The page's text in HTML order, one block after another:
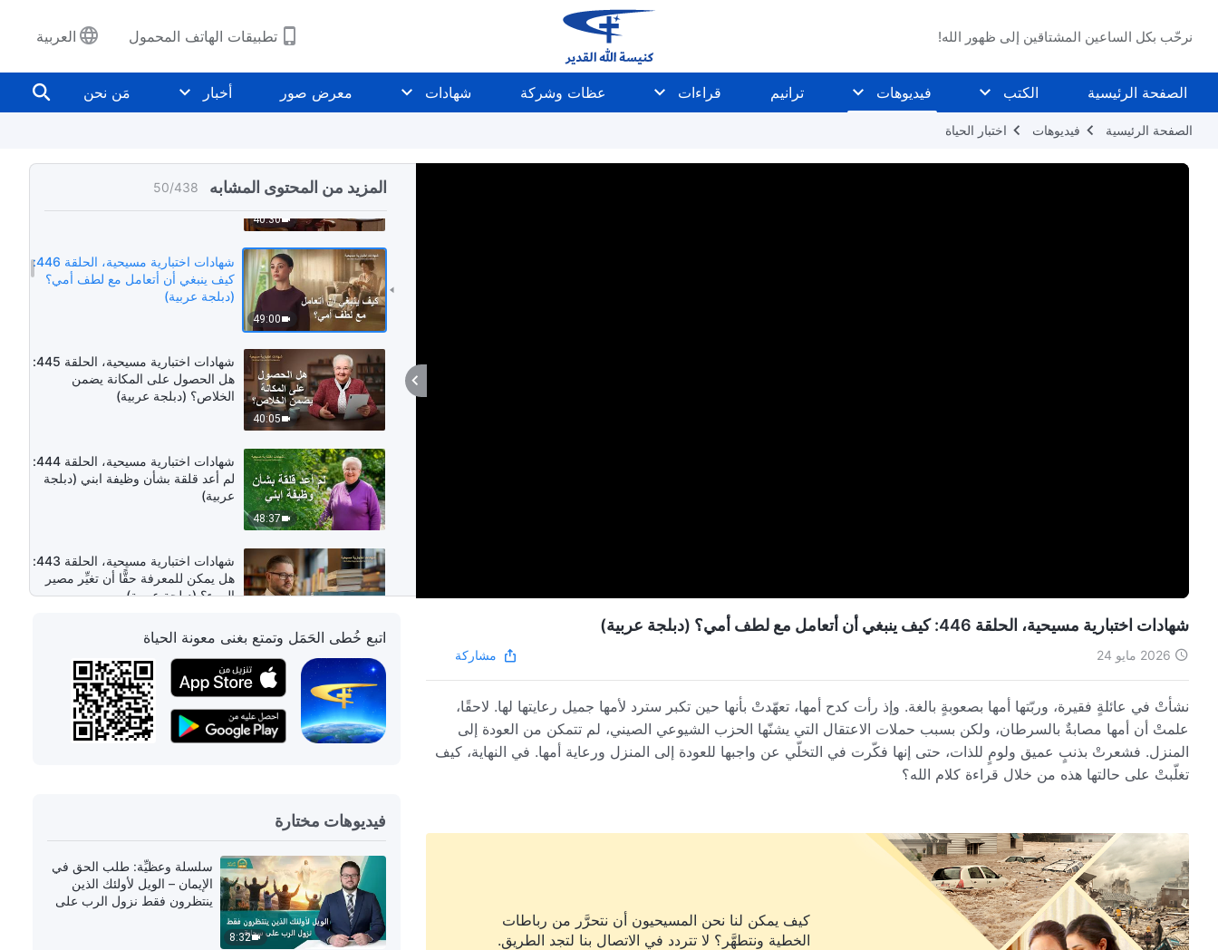
نرحّب بكل الساعين المشتاقين إلى ظهور الله! تطبيقات الهاتف المحمول العربية
الصفحة الرئيسية الكتب فيديوهات ترانيم قراءات عظات وشركة شهادات معرض صور أخبار مَن نحن
الصفحة الرئيسية فيديوهات اختبار الحياة
المزيد من المحتوى المشابه 50/438
كيف تحررتُ من إغواءات المال
والشهرة والربح (دبلجة عربية)
40:30
شهادات اختبارية مسيحية، الحلقة 447:
ما اكتسبتُه من اختبار الاضطهاد والمِحنة
(دبلجة عربية)
49:00
شهادات اختبارية مسيحية، الحلقة 446:
كيف ينبغي أن أتعامل مع لطف أمي؟
(دبلجة عربية)
40:05
شهادات اختبارية مسيحية، الحلقة 445:
هل الحصول على المكانة يضمن
الخلاص؟ (دبلجة عربية)
48:37
شهادات اختبارية مسيحية، الحلقة 444:
لم أعد قلقة بشأن وظيفة ابني (دبلجة
عربية)
شهادات اختبارية مسيحية، الحلقة 443:
هل يمكن للمعرفة حقًّا أن تغيِّر مصير
المرء؟ (دبلجة عربية)
54:01
ما الذي جلبَهُ لي السعيُ وراء زواج
مثالي؟ (دبلجة عربية)
1:00:35
1:00:52
لا أندم على عدم خوض امتحان القبول
بالدراسات العليا (دبلجة عربية)
شهادات اختبارية مسيحية، الحلقة 446: كيف ينبغي أن أتعامل مع لطف أمي؟ (دبلجة عربية)
2026 مايو 24 مشاركة
نشأتْ في عائلةٍ فقيرة، وربّتها أمها بصعوبةٍ بالغة. وإذ رأت كدح أمها، تعهّدتْ بأنها حين تكبر سترد لأمها جميل رعايتها لها. لاحقًا،
علمتْ أن أمها مصابةٌ بالسرطان، ولكن بسبب حملات الاعتقال التي يشنّها الحزب الشيوعي الصيني، لم تتمكن من العودة إلى
المنزل. فشعرتْ بذنبٍ عميق ولومٍ للذات، حتى إنها فكّرت في التخلّي عن واجبها للعودة إلى المنزل ورعاية أمها. في النهاية، كيف
تغلّبتْ على حالتها هذه من خلال قراءة كلام الله؟
كيف يمكن لنا نحن المسيحيون أن نتحرَّر من رباطات
الخطية ونتطهَّر؟ لا تتردد في الاتصال بنا لتجد الطريق.
اتبع خُطى الحَمَل وتمتع بغنى معونة الحياة
فيديوهات مختارة
8:32
سلسلة وعظيِّة: طلب الحق في
الإيمان – الويل لأولئك الذين
ينتظرون فقط نزول الرب على